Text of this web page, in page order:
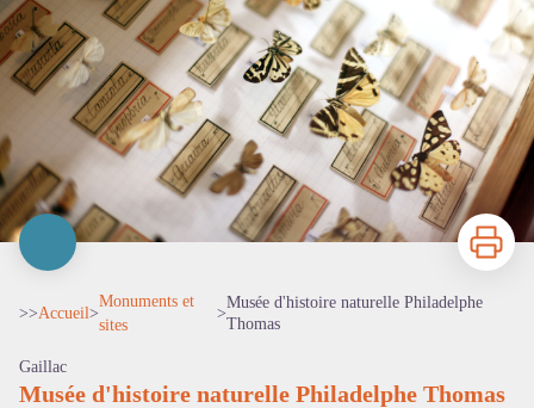
Imprimer
>>Accueil>
Monuments et
sites
>
Musée d'histoire naturelle Philadelphe
Thomas
Gaillac
Musée d'histoire naturelle Philadelphe Thomas